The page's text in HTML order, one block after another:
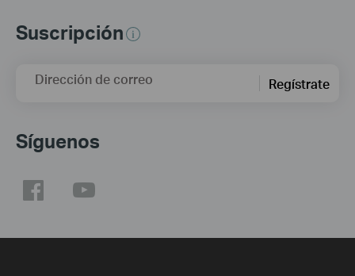
Suscripción
Dirección de correo Regístrate
Síguenos